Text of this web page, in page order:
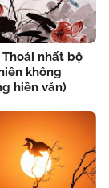
nhất bộ
không
hiền văn)